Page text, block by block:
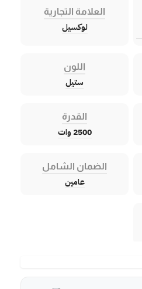
العلامة التجارية
لوكسيل
اللون
ستيل
القدرة
2500 وات
الضمان الشامل
عامين